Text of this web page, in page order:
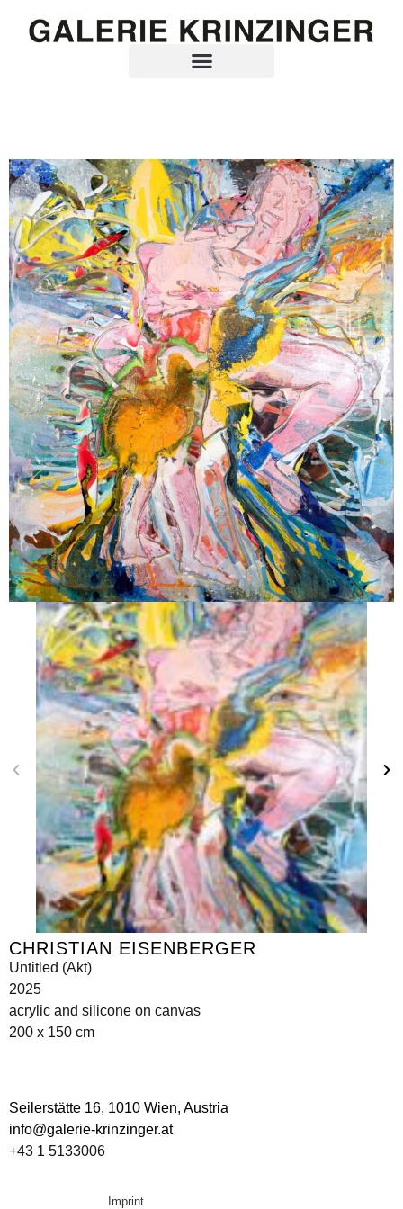
CHRISTIAN EISENBERGER
Untitled (Akt)
2025
acrylic and silicone on canvas
200 x 150 cm
Seilerstätte 16, 1010 Wien, Austria
info@galerie-krinzinger.at
+43 1 5133006
Imprint